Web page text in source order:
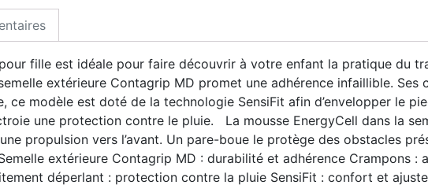
pour fille est idéale pour faire découvrir à votre enfant la pratique du
extérieure Contagrip MD promet une adhérence infaillible. Ses
modèle est doté de la technologie SensiFit afin d’envelopper le
une protection contre le pluie. La mousse EnergyCell dans la
propulsion vers l’avant. Un pare-boue le protège des obstacles
extérieure Contagrip MD : durabilité et adhérence Crampons :
déperlant : protection contre la pluie SensiFit : confort et